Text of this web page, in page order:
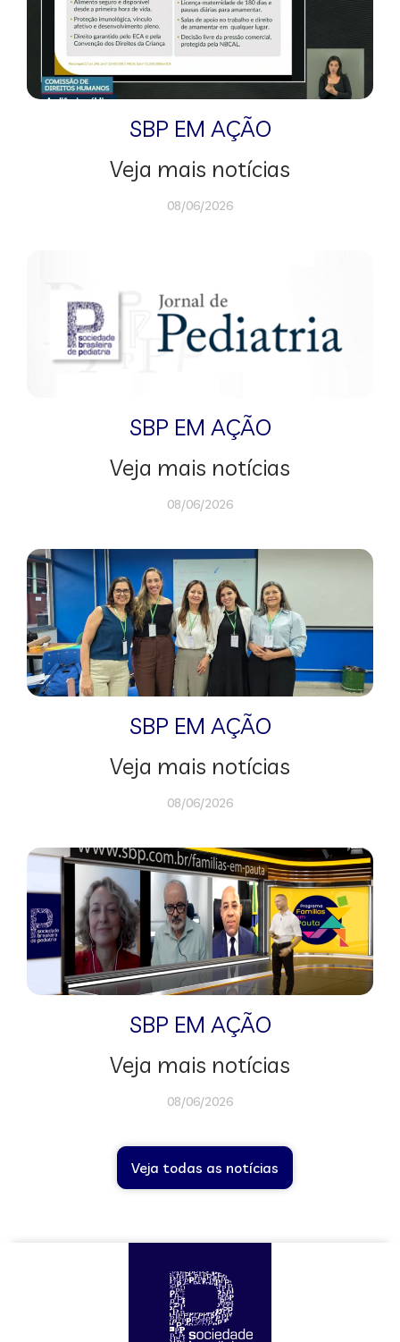
SBP EM AÇÃO
Veja mais notícias
08/06/2026
SBP EM AÇÃO
Veja mais notícias
08/06/2026
SBP EM AÇÃO
Veja mais notícias
08/06/2026
SBP EM AÇÃO
Veja mais notícias
08/06/2026
Veja todas as notícias